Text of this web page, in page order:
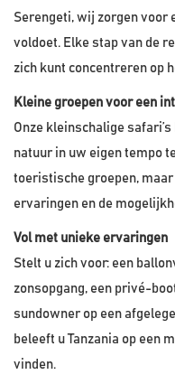
Serengeti, wij zorgen voor
voldoet. Elke stap van de
zich kunt concentreren op
Kleine groepen voor een
Onze kleinschalige
natuur in uw eigen tempo
toeristische groepen,
ervaringen en de
Vol met unieke ervaringen
Stelt u zich voor: een
zonsopgang, een privé-
sundowner op een
beleeft u Tanzania op een
vinden.